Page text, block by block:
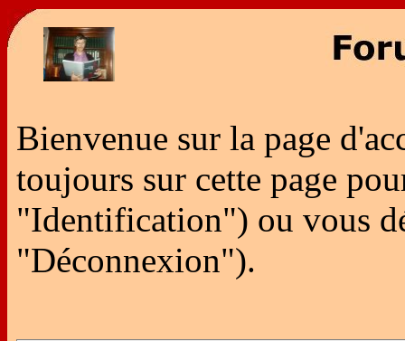
Bienvenue sur la page
toujours sur cette page
"Identification") ou vous
"Déconnexion").